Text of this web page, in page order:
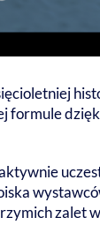
formule
zalet